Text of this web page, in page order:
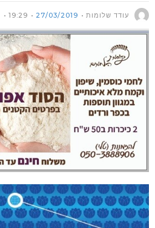
עודד שלומות 27/03/2019
19:29